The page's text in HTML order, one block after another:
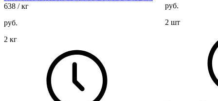
638 / кг
руб.
2 кг
руб.
2 шт